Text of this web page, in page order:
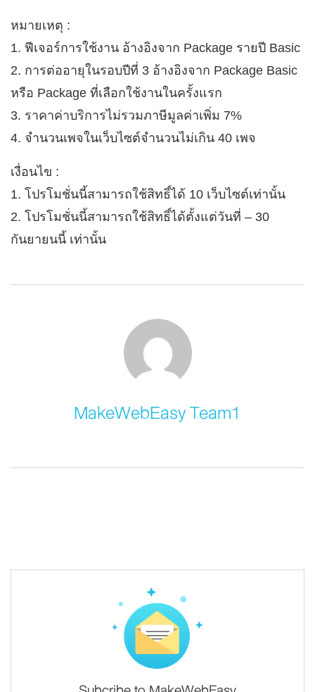
หมายเหตุ :
1. ฟีเจอร์การใช้งาน อ้างอิงจาก Package รายปี Basic
2. การต่ออายุในรอบปีที่ 3 อ้างอิงจาก Package Basic
หรือ Package ที่เลือกใช้งานในครั้งแรก
3. ราคาค่าบริการไม่รวมภาษีมูลค่าเพิ่ม 7%
4. จำนวนเพจในเว็บไซต์จำนวนไม่เกิน 40 เพจ
เงื่อนไข :
1. โปรโมชั่นนี้สามารถใช้สิทธิ์ได้ 10 เว็บไซต์เท่านั้น
2. โปรโมชั่นนี้สามารถใช้สิทธิ์ได้ตั้งแต่วันที่ – 30
กันยายนนี้ เท่านั้น
MakeWebEasy Team1